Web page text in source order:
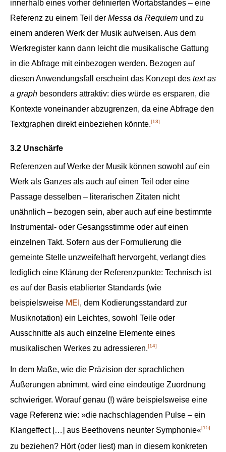
innerhalb eines vorher definierten Wortabstandes – eine
Referenz zu einem Teil der Messa da Requiem und zu
einem anderen Werk der Musik aufweisen. Aus dem
Werkregister kann dann leicht die musikalische Gattung
in die Abfrage mit einbezogen werden. Bezogen auf
diesen Anwendungsfall erscheint das Konzept des text as
a graph besonders attraktiv: dies würde es ersparen, die
Kontexte voneinander abzugrenzen, da eine Abfrage den
Textgraphen direkt einbeziehen könnte.[13]
3.2 Unschärfe
Referenzen auf Werke der Musik können sowohl auf ein
Werk als Ganzes als auch auf einen Teil oder eine
Passage desselben – literarischen Zitaten nicht
unähnlich – bezogen sein, aber auch auf eine bestimmte
Instrumental- oder Gesangsstimme oder auf einen
einzelnen Takt. Sofern aus der Formulierung die
gemeinte Stelle unzweifelhaft hervorgeht, verlangt dies
lediglich eine Klärung der Referenzpunkte: Technisch ist
es auf der Basis etablierter Standards (wie
beispielsweise MEI , dem Kodierungsstandard zur
Musiknotation) ein Leichtes, sowohl Teile oder
Ausschnitte als auch einzelne Elemente eines
musikalischen Werkes zu adressieren.[14]
In dem Maße, wie die Präzision der sprachlichen
Äußerungen abnimmt, wird eine eindeutige Zuordnung
schwieriger. Worauf genau (!) wäre beispielsweise eine
vage Referenz wie: »die nachschlagenden Pulse – ein
Klangeffect […] aus Beethovens neunter Symphonie«[15]
zu beziehen? Hört (oder liest) man in diesem konkreten